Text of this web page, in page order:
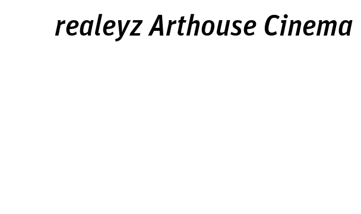
realeyz Arthouse Cinema